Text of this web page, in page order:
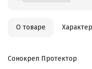
О товаре
Сонокреп Протектор